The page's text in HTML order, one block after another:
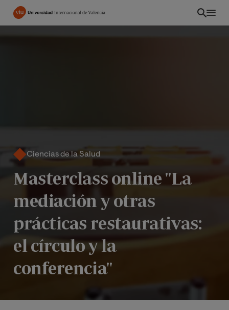
Pasar
Ciencias de la Salud
Masterclass online "La
mediación y otras
prácticas restaurativas:
el círculo y la
conferencia"